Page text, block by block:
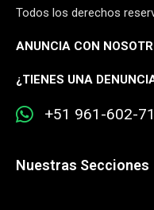
Todos los derechos
ANUNCIA CON
¿TIENES UNA
+51 961-602-
Nuestras Secciones